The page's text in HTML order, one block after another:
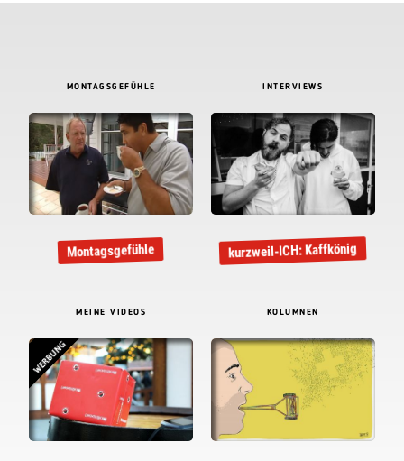
MONTAGSGEFÜHLE
Montagsgefühle
INTERVIEWS
kurzweil-ICH: Kaffkönig
MEINE VIDEOS
WERBUNG
KOLUMNEN